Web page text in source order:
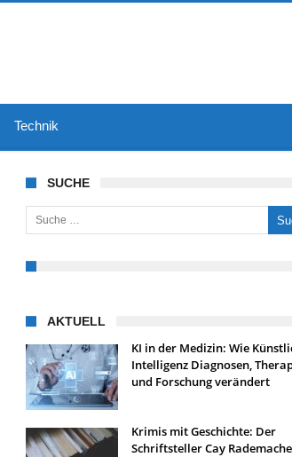
Technik
SUCHE
Suche nach:
AKTUELL
KI in der Medizin: Wie
Intelligenz Diagnosen,
und Forschung verändert
Krimis mit Geschichte: Der
Schriftsteller Cay